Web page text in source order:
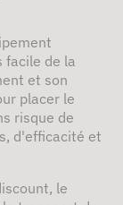
facile de la
et son
placer le
risque de
d'efficacité et
le